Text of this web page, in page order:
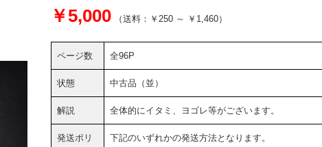
￥5,000 （送料：￥250 ～ ￥1,460）
ページ数 全96P
状態 中古品（並）
解説 全体的にイタミ、ヨゴレ等がございます。
発送ポリ
下記のいずれかの発送方法となります。